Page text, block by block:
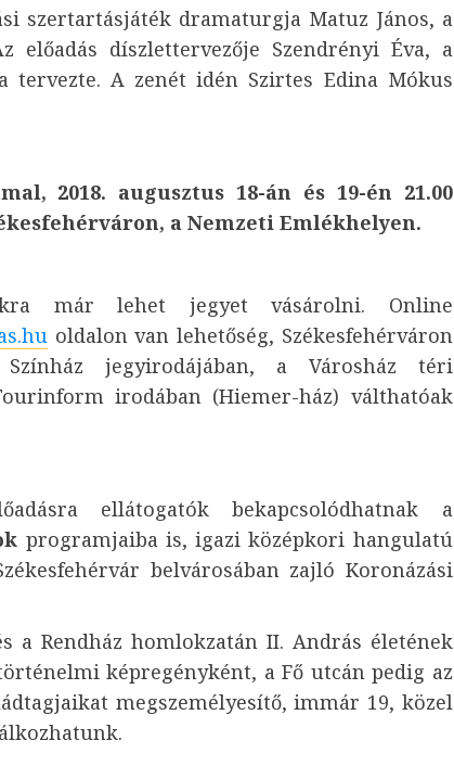
szertartásjáték dramaturgja Matuz János, a
előadás díszlettervezője Szendrényi Éva, a
tervezte. A zenét idén Szirtes Edina Mókus
2018. augusztus 18-án és 19-én 21.00
a Nemzeti Emlékhelyen.
már lehet jegyet vásárolni. Online
oldalon van lehetőség, Székesfehérváron
jegyirodájában, a Városház téri
irodában (Hiemer-ház) válthatóak
ellátogatók bekapcsolódhatnak a
programjaiba is, igazi középkori hangulatú
belvárosában zajló Koronázási
a Rendház homlokzatán II. András életének
képregényként, a Fő utcán pedig az
megszemélyesítő, immár 19, közel